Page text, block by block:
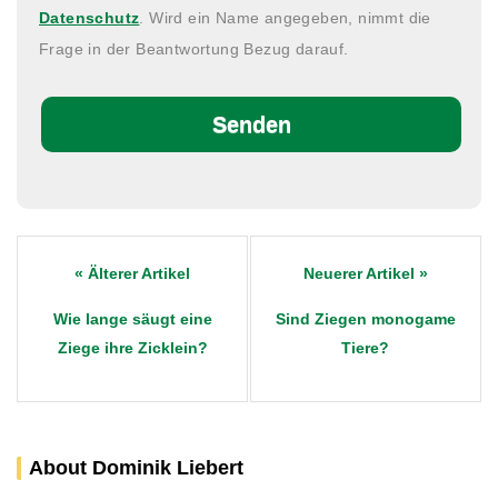
Datenschutz. Wird ein Name angegeben, nimmt die
Frage in der Beantwortung Bezug darauf.
Post
navigation
Wie lange säugt eine
Ziege ihre Zicklein?
Sind Ziegen monogame
Tiere?
About Dominik Liebert